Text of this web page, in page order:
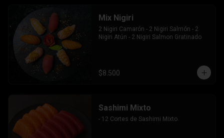
Mix Nigiri
2 Nigiri Camarón - 2 Nigiri Salmón - 2
Nigiri Atún - 2 Nigiri Salmon Gratinado
$8.500
Sashimi Mixto
- 12 Cortes de Sashimi Mixto.